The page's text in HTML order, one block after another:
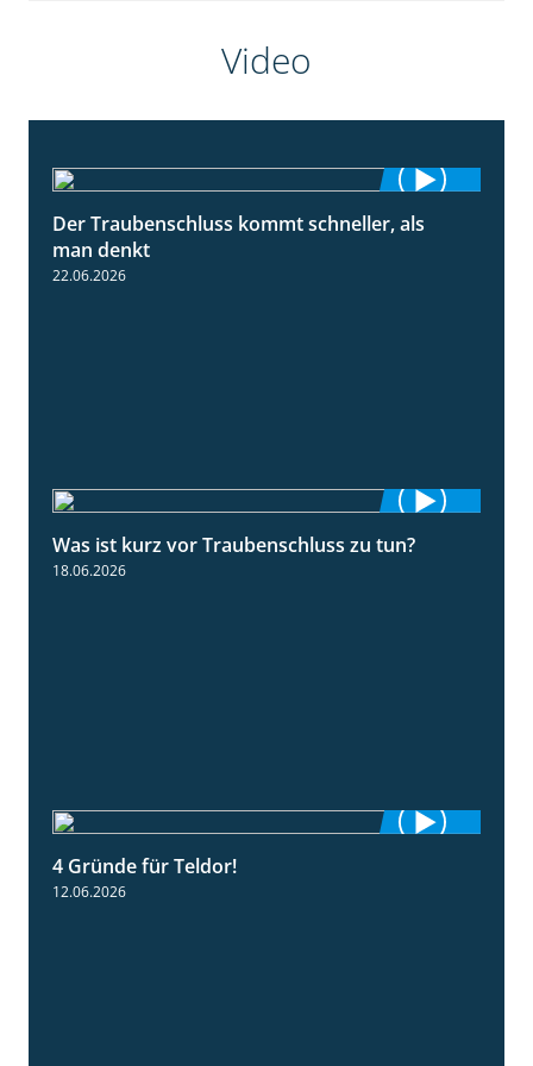
Video
2:39
Der Traubenschluss kommt schneller, als
man denkt
22.06.2026
5:04
Was ist kurz vor Traubenschluss zu tun?
18.06.2026
4 Gründe für Teldor!
12.06.2026